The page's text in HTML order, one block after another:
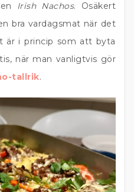
Irish Nachos. Osäkert
bra vardagsmat när det
är i princip som att byta
när man vanligtvis gör
tallrik.